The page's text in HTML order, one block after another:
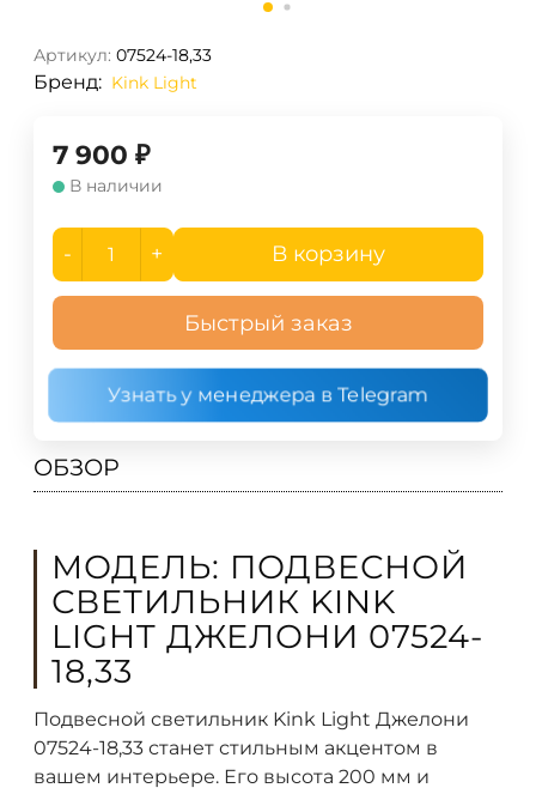
Артикул: 07524-18,33
Бренд: Kink Light
7 900 ₽
В наличии
- + В корзину
Быстрый заказ
Узнать у менеджера в Telegram
ОБЗОР
МОДЕЛЬ: ПОДВЕСНОЙ
СВЕТИЛЬНИК KINK
LIGHT ДЖЕЛОНИ 07524-
18,33
Подвесной светильник Kink Light Джелони
07524-18,33 станет стильным акцентом в
вашем интерьере. Его высота 200 мм и